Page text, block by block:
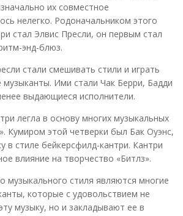
их совместное
нелегко. Родоначальником этого
стал Элвис Пресли, он первым стал
энд-блюз.
стали смешивать стили и играть
музыканты. Ими стали Чак Берри, Бадди
выдающиеся исполнители.
легла в основу многих музыкальных
Кумиром этой четверки был Бак Оуэнс,
в стиле бейкерсфилд-кантри. Кантри
влияние на творчество «Битлз».
музыкального стиля являются многие
которые с удовольствием не
музыку, но и закладывают ее в